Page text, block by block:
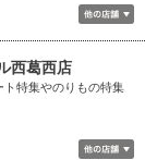
西葛西店
ト特集やのりもの特集